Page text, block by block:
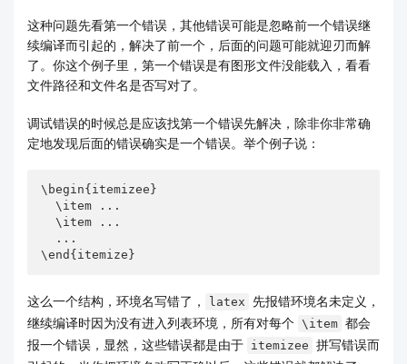
这种问题先看第一个错误，其他错误可能是忽略前一个错误继
续编译而引起的，解决了前一个，后面的问题可能就迎刃而解
了。你这个例子里，第一个错误是有图形文件没能载入，看看
文件路径和文件名是否写对了。
调试错误的时候总是应该找第一个错误先解决，除非你非常确
定地发现后面的错误确实是一个错误。举个例子说：
\begin{itemizee}
  \item ...
  \item ...
\end{itemize}
这么一个结构，环境名写错了， latex 先报错环境名未定义，
继续编译时因为没有进入列表环境，所有对每个 \item 都会
报一个错误，显然，这些错误都是由于 itemizee 拼写错误而